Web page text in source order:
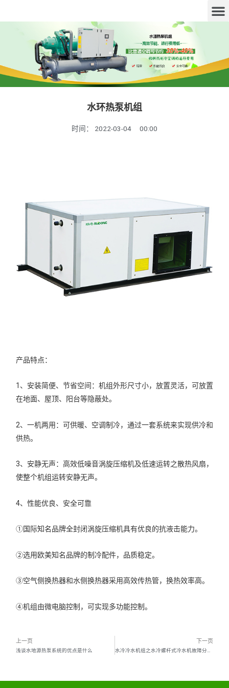
水环热泵机组
时间： 2022-03-04 00:00
产品特点：
1、安装简便、节省空间：机组外形尺寸小，放置灵活，可放置
在地面、屋顶、阳台等隐蔽处。
2、一机两用：可供暖、空调制冷，通过一套系统来实现供冷和
供热。
3、安静无声：高效低噪音涡旋压缩机及低速运转之散热风扇，
使整个机组运转安静无声。
4、性能优良、安全可靠
①国际知名品牌全封闭涡旋压缩机具有优良的抗液击能力。
②选用欧美知名品牌的制冷配件，品质稳定。
③空气侧换热器和水侧换热器采用高效传热管，换热效率高。
④机组由微电脑控制，可实现多功能控制。
上一页
浅谈水地源热泵系统的优点是什么
下一页
水冷冷水机组之水冷螺杆式冷水机故障分析与排除（一）